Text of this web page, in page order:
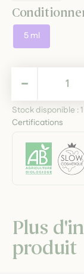
5 ml
7,00 €
-
Stock disponible :1
Certifications
Plus
produit